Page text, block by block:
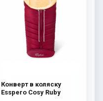
Конверт в коляску
Esspero Cosy Ruby